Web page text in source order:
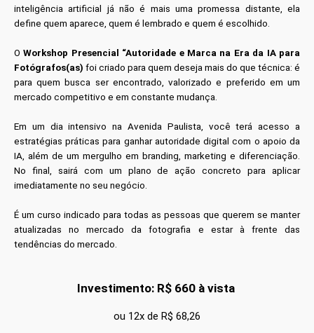
inteligência artificial já não é mais uma promessa distante, ela
define quem aparece, quem é lembrado e quem é escolhido.
OWorkshop Presencial “Autoridade e Marca na Era da IA para
Fotógrafos(as) foi criado para quem deseja mais do que técnica: é
para quem busca ser encontrado, valorizado e preferido em um
mercado competitivo e em constante mudança.
Em um dia intensivo na Avenida Paulista, você terá acesso a
estratégias práticas para ganhar autoridade digital com o apoio da
IA, além de um mergulho em branding, marketing e diferenciação.
No final, sairá com um plano de ação concreto para aplicar
imediatamente no seu negócio.
É um curso indicado para todas as pessoas que querem se manter
atualizadas no mercado da fotografia e estar à frente das
tendências do mercado.
Investimento: R$ 660 à vista
ou 12x de R$ 68,26